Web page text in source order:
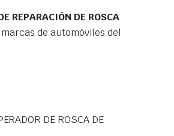
REPARACIÓN DE ROSCA
de automóviles del
DE ROSCA DE